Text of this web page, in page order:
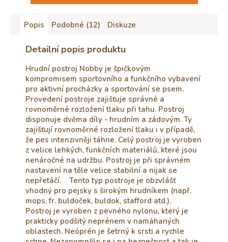
Popis Podobné (12) Diskuze
Detailní popis produktu
Hrudní postroj Nobby je špičkovým
kompromisem sportovního a funkčního vybavení
pro aktivní procházky a sportování se psem.
Provedení postroje zajišťuje správné a
rovnoměrné rozložení tlaku při tahu. Postroj
disponuje dvěma díly - hrudním a zádovým. Ty
zajišťují rovnoměrné rozložení tlaku i v případě,
že pes intenzivněji táhne. Celý postroj je vyroben
z velice lehkých, funkčních materiálů, které jsou
nenáročné na udržbu. Postroj je při správném
nastavení na těle velice stabilní a nijak se
nepřetáčí. Tento typ postroje je obzvlášť
vhodný pro pejsky s širokým hrudníkem (např.
mops, fr. buldoček, buldok, stafford atd.).
Postroj je vyroben z pevného nylonu, který je
prakticky podšitý neprénem v namáhaných
oblastech. Neóprén je šetrný k srsti a rychle